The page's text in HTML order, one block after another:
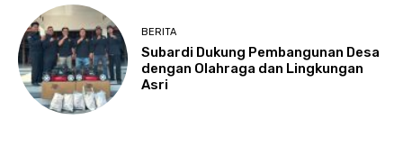
BERITA
Subardi Dukung Pembangunan Desa
dengan Olahraga dan Lingkungan
Asri